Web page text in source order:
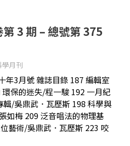
3 期 – 總號第 375
學月刊
年3月號 雜誌目錄 187 編輯室
保的迷失/程一駿 192 一月紀
輯/吳鼎武．瓦歷斯 198 科學與
如梅 209 泛音唱法的物理基
藝術/吳鼎武．瓦歷斯 223 咬